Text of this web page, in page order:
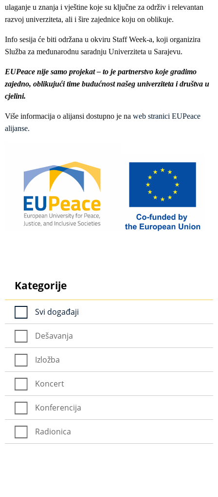
ulaganje u znanja i vještine koje su ključne za održiv i relevantan
razvoj univerziteta, ali i šire zajednice koju on oblikuje.
Info sesija će biti održana u okviru Staff Week-a, koji organizira
Služba za međunarodnu saradnju Univerziteta u Sarajevu.
EUPeace nije samo projekat – to je partnerstvo koje gradimo
zajedno, oblikujući time budućnost našeg univerziteta i društva u
cjelini.
Više informacija o alijansi dostupno je na web stranici EUPeace
alijanse.
Kategorije
Svi događaji
Dešavanja
Izložba
Koncert
Konferencija
Radionica